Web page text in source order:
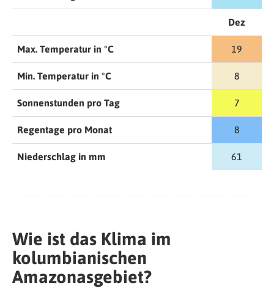
Dez
Max. Temperatur in °C 19
Min. Temperatur in °C 8
Sonnenstunden pro Tag 7
Regentage pro Monat 8
Niederschlag in mm 61
Wie ist das Klima im
kolumbianischen
Amazonasgebiet?